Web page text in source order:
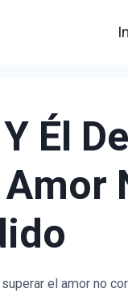
Él
el amor no